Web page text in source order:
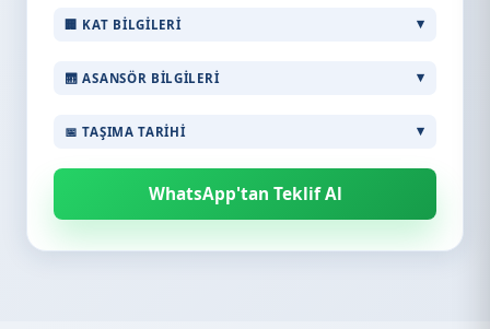
🏢 KAT BILGILERI
🛗 ASANSÖR BILGILERI
📅 TAŞIMA TARIHI
WhatsApp'tan Teklif Al